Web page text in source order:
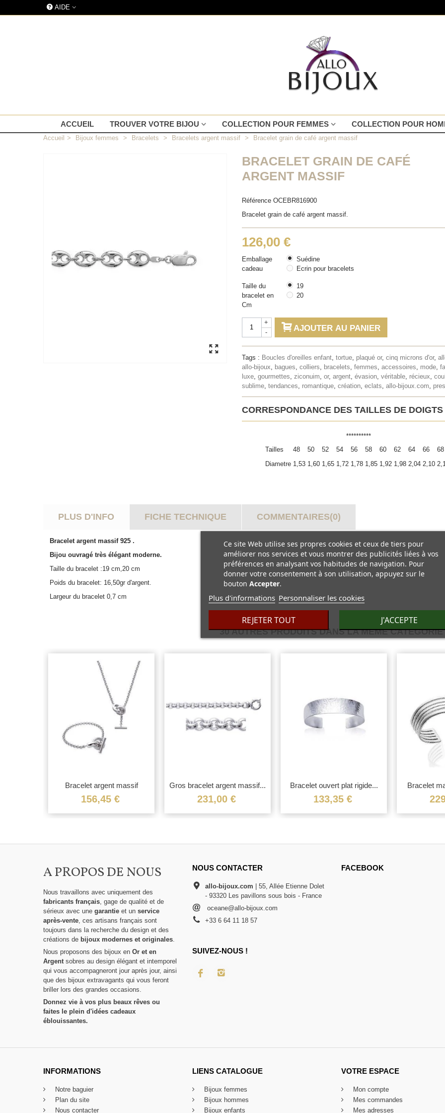
AIDE
ACCUEIL TROUVER VOTRE BIJOU COLLECTION POUR FEMMES COLLECTION POUR
Accueil > Bijoux femmes > Bracelets > Bracelets argent massif > Bracelet grain de café argent massif
BRACELET GRAIN DE CAFÉ
ARGENT MASSIF
Référence OCEBR816900
Bracelet grain de café argent massif.
126,00 €
Emballage
cadeau
Suédine
Ecrin pour bracelets
Taille du
bracelet en
Cm
19
20
-
+
AJOUTER AU PANIER
Tags : Boucles d'oreilles enfant, tortue, plaqué or, cinq microns d'or,
allo-bijoux, bagues, colliers, bracelets, femmes, accessoires, mode,
luxe, gourmettes, ziconuim, or, argent, évasion, véritable, récieux,
sublime, tendances, romantique, création, eclats, allo-bijoux.com,
CORRESPONDANCE DES TAILLES DE
**********
Tailles
48 50 52 54 56 58 60 62 64 66
68
Diametre 1,53 1,60 1,65 1,72 1,78 1,85 1,92 1,98 2,04 2,10
PLUS D'INFO FICHE TECHNIQUE COMMENTAIRES(0)
Bracelet argent massif 925 .
Bijou ouvragé très élégant moderne.
Taille du bracelet :19 cm,20 cm
Poids du bracelet: 16,50gr d'argent.
Largeur du bracelet 0,7 cm
30 AUTRES PRODUITS DANS LA MÊME CATÉGORIE
Bracelet argent massif
jaseron...
156,45 €
Gros bracelet argent massif...
231,00 €
Bracelet ouvert plat rigide...
133,35 €
Bracelet
A PROPOS DE NOUS
Nous travaillons avec uniquement des
fabricants français, gage de qualité et de
sérieux avec une garantie et un service
après-vente, ces artisans français sont
toujours dans la recherche du design et des
créations de bijoux modernes et originales.
Nous proposons des bijoux en Or et en
Argentsobres au design élégant et intemporel
qui vous accompagneront jour après jour, ainsi
que des bijoux extravagants qui vous feront
briller lors des grandes occasions.
Donnez vie à vos plus beaux rêves ou
faites le plein d'idées cadeaux
éblouissantes.
NOUS CONTACTER
allo-bijoux.com | 55, Allée Etienne Dolet
- 93320 Les pavillons sous bois - France
oceane@allo-bijoux.com
+33 6 64 11 18 57
FACEBOOK
SUIVEZ-NOUS !
Ce site Web utilise ses propres cookies et ceux de tiers pour
améliorer nos services et vous montrer des publicités liées à vos
préférences en analysant vos habitudes de navigation. Pour
donner votre consentement à son utilisation, appuyez sur le
bouton Accepter.
Plus d'informations Personnaliser les cookies
REJETER TOUT J'ACCEPTE
INFORMATIONS
Notre baguier
Plan du site
Nous contacter
LIENS CATALOGUE
Bijoux femmes
Bijoux hommes
Bijoux enfants
VOTRE ESPACE
Mon compte
Mes commandes
Mes adresses